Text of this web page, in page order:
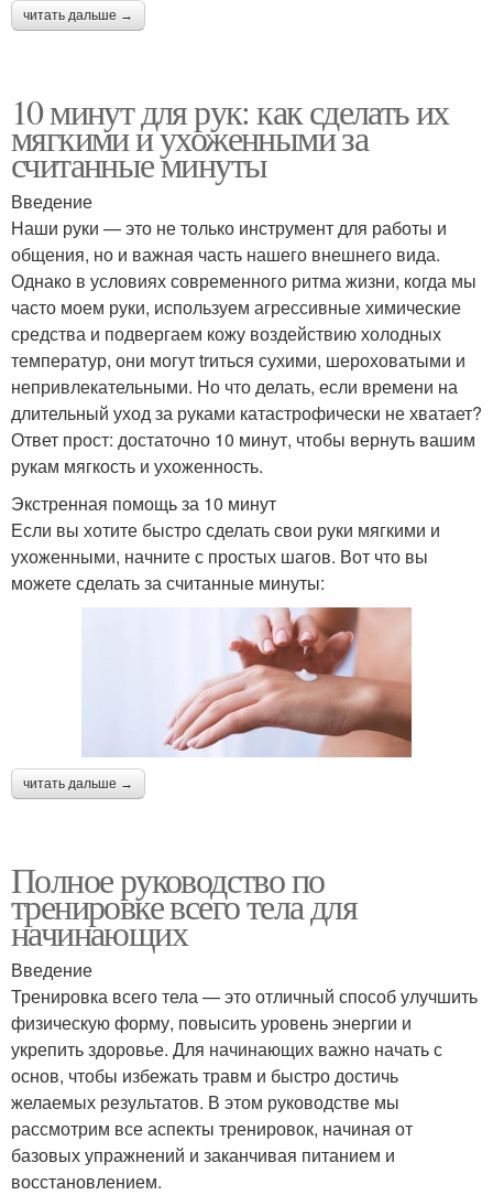
читать дальше →
10 минут для рук: как сделать их
мягкими и ухоженными за
считанные минуты
Введение
Наши руки — это не только инструмент для работы и
общения, но и важная часть нашего внешнего вида.
Однако в условиях современного ритма жизни, когда мы
часто моем руки, используем агрессивные химические
средства и подвергаем кожу воздействию холодных
температур, они могут trиться сухими, шероховатыми и
непривлекательными. Но что делать, если времени на
длительный уход за руками катастрофически не хватает?
Ответ прост: достаточно 10 минут, чтобы вернуть вашим
рукам мягкость и ухоженность.
Экстренная помощь за 10 минут
Если вы хотите быстро сделать свои руки мягкими и
ухоженными, начните с простых шагов. Вот что вы
можете сделать за считанные минуты:
читать дальше →
Полное руководство по
тренировке всего тела для
начинающих
Введение
Тренировка всего тела — это отличный способ улучшить
физическую форму, повысить уровень энергии и
укрепить здоровье. Для начинающих важно начать с
основ, чтобы избежать травм и быстро достичь
желаемых результатов. В этом руководстве мы
рассмотрим все аспекты тренировок, начиная от
базовых упражнений и заканчивая питанием и
восстановлением.